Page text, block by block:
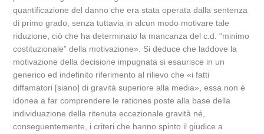
quantificazione del danno che era stata operata dalla sentenza
di primo grado, senza tuttavia in alcun modo motivare tale
riduzione, ciò che ha determinato la mancanza del c.d. “minimo
costituzionale” della motivazione». Si deduce che laddove la
motivazione della decisione impugnata si esaurisce in un
generico ed indefinito riferimento al rilievo che «i fatti
diffamatori [siano] di gravità superiore alla media», essa non è
idonea a far comprendere le rationes poste alla base della
individuazione della ritenuta eccezionale gravità né,
conseguentemente, i criteri che hanno spinto il giudice a